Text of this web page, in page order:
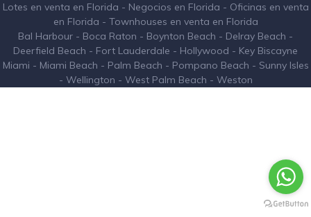
Lotes en venta en Florida - Negocios en Florida - Oficinas en venta
en Florida - Townhouses en venta en Florida
Bal Harbour - Boca Raton - Boynton Beach - Delray Beach -
Deerfield Beach - Fort Lauderdale - Hollywood - Key Biscayne
Miami - Miami Beach - Palm Beach - Pompano Beach - Sunny Isles
- Wellington - West Palm Beach - Weston